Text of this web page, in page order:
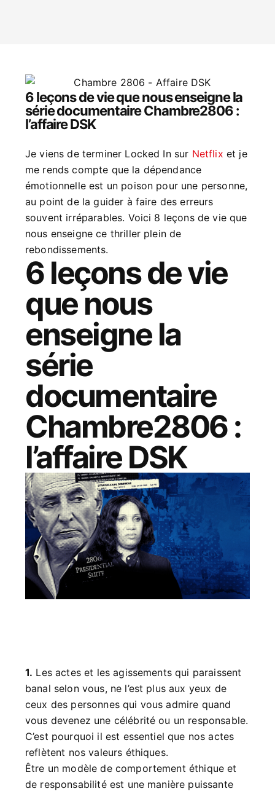
6 leçons de vie que nous enseigne la
série documentaire Chambre2806 :
l’affaire DSK
Je viens de terminer Locked In sur Netflix et je
me rends compte que la dépendance
émotionnelle est un poison pour une personne,
au point de la guider à faire des erreurs
souvent irréparables. Voici 8 leçons de vie que
nous enseigne ce thriller plein de
rebondissements.
6 leçons de vie
que nous
enseigne la
série
documentaire
Chambre2806:
l’affaire DSK
1. Les actes et les agissements qui paraissent
banal selon vous, ne l’est plus aux yeux de
ceux des personnes qui vous admire quand
vous devenez une célébrité ou un responsable.
C’est pourquoi il est essentiel que nos actes
reflètent nos valeurs éthiques.
Être un modèle de comportement éthique et
de responsabilité est une manière puissante